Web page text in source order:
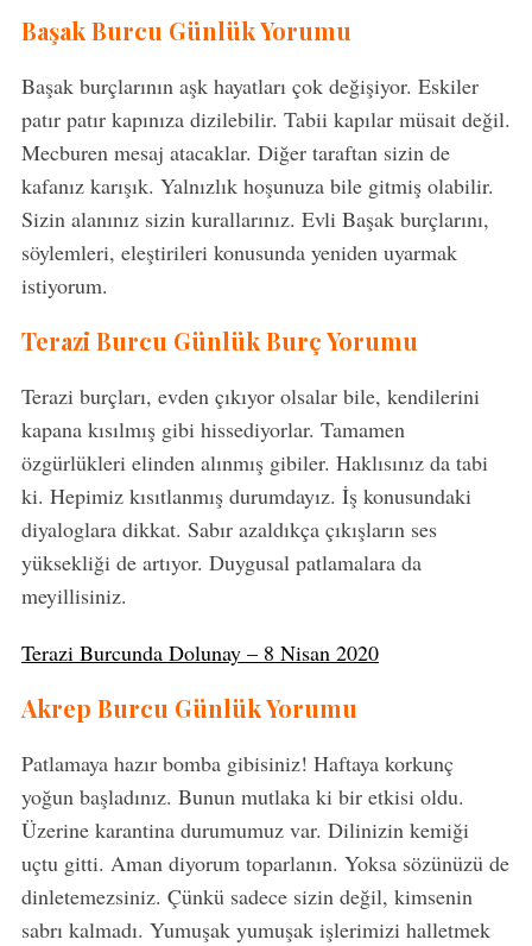
Başak Burcu Günlük Yorumu
Başak burçlarının aşk hayatları çok değişiyor. Eskiler
patır patır kapınıza dizilebilir. Tabii kapılar müsait değil.
Mecburen mesaj atacaklar. Diğer taraftan sizin de
kafanız karışık. Yalnızlık hoşunuza bile gitmiş olabilir.
Sizin alanınız sizin kurallarınız. Evli Başak burçlarını,
söylemleri, eleştirileri konusunda yeniden uyarmak
istiyorum.
Terazi Burcu Günlük Burç Yorumu
Terazi burçları, evden çıkıyor olsalar bile, kendilerini
kapana kısılmış gibi hissediyorlar. Tamamen
özgürlükleri elinden alınmış gibiler. Haklısınız da tabi
ki. Hepimiz kısıtlanmış durumdayız. İş konusundaki
diyaloglara dikkat. Sabır azaldıkça çıkışların ses
yüksekliği de artıyor. Duygusal patlamalara da
meyillisiniz.
Terazi Burcunda Dolunay – 8 Nisan 2020
Akrep Burcu Günlük Yorumu
Patlamaya hazır bomba gibisiniz! Haftaya korkunç
yoğun başladınız. Bunun mutlaka ki bir etkisi oldu.
Üzerine karantina durumumuz var. Dilinizin kemiği
uçtu gitti. Aman diyorum toparlanın. Yoksa sözünüzü de
dinletemezsiniz. Çünkü sadece sizin değil, kimsenin
sabrı kalmadı. Yumuşak yumuşak işlerimizi halletmek